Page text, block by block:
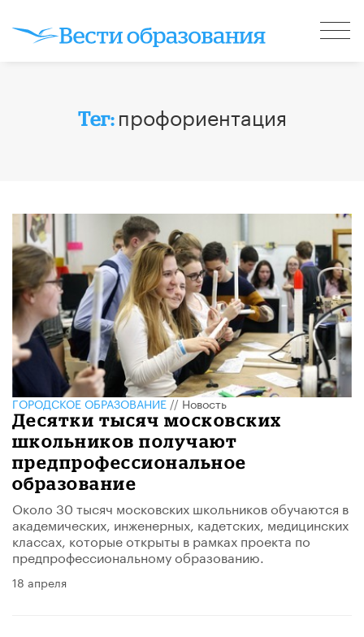
Тег: профориентация
ГОРОДСКОЕ ОБРАЗОВАНИЕ//Новость
Десятки тысяч московских
школьников получают
предпрофессиональное
образование
Около 30 тысяч московских школьников обучаются в
академических, инженерных, кадетских, медицинских
классах, которые открыты в рамках проекта по
предпрофессиональному образованию.
18 апреля